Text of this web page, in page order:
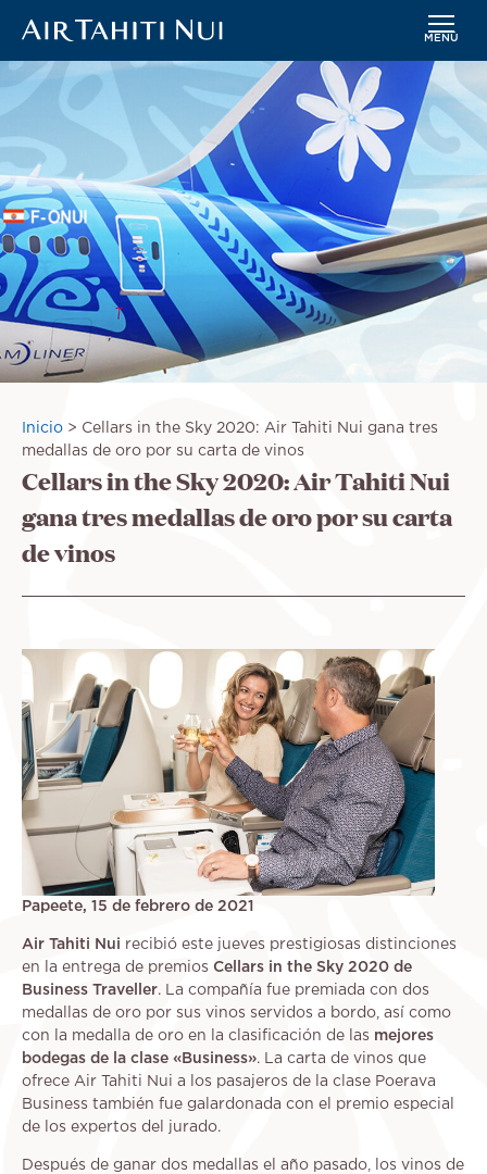
principal
MENÚ
Imagen
Sobrescribir
enlaces
de
a
la
navegación
Inicio
Cellars in the Sky 2020: Air Tahiti Nui gana tres
medallas de oro por su carta de vinos
Cellars in the Sky 2020: Air Tahiti Nui
gana tres medallas de oro por su carta
de vinos
Papeete, 15 de febrero de 2021
Air Tahiti Nui recibió este jueves prestigiosas distinciones
en la entrega de premios Cellars in the Sky 2020 de
Business Traveller. La compañía fue premiada con dos
medallas de oro por sus vinos servidos a bordo, así como
con la medalla de oro en la clasificación de las mejores
bodegas de la clase «Business». La carta de vinos que
ofrece Air Tahiti Nui a los pasajeros de la clase Poerava
Business también fue galardonada con el premio especial
de los expertos del jurado.
Después de ganar dos medallas el año pasado, los vinos de